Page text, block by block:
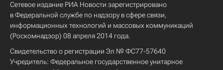
Сетевое издание РИА Новости зарегистрировано
в Федеральной службе по надзору в сфере связи,
информационных технологий и массовых коммуникаций
(Роскомнадзор) 08 апреля 2014 года.
Свидетельство о регистрации Эл № ФС77-57640
Учредитель: Федеральное государственное унитарное